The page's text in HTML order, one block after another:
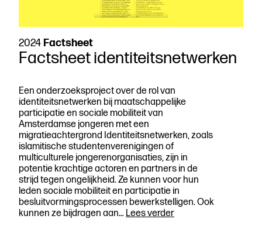
2024 Factsheet
Factsheet identiteitsnetwerken
Een onderzoeksproject over de rol van
identiteitsnetwerken bij maatschappelijke
participatie en sociale mobiliteit van
Amsterdamse jongeren met een
migratieachtergrond Identiteitsnetwerken, zoals
islamitische studentenverenigingen of
multiculturele jongerenorganisaties, zijn in
potentie krachtige actoren en partners in de
strijd tegen ongelijkheid. Ze kunnen voor hun
leden sociale mobiliteit en participatie in
besluitvormingsprocessen bewerkstelligen. Ook
kunnen ze bijdragen aan… Lees verderFactsheet